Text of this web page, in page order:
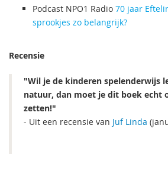
Podcast NPO1 Radio 70 jaar
sprookjes zo belangrijk?
Recensie
"Wil je de kinderen spelenderwijs
natuur, dan moet je dit boek echt
zetten!"
- Uit een recensie van Juf Linda